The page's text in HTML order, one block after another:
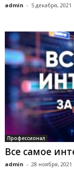
admin - 5 декабря, 2021
Профессионал
Все самое
admin - 28 ноября, 2021